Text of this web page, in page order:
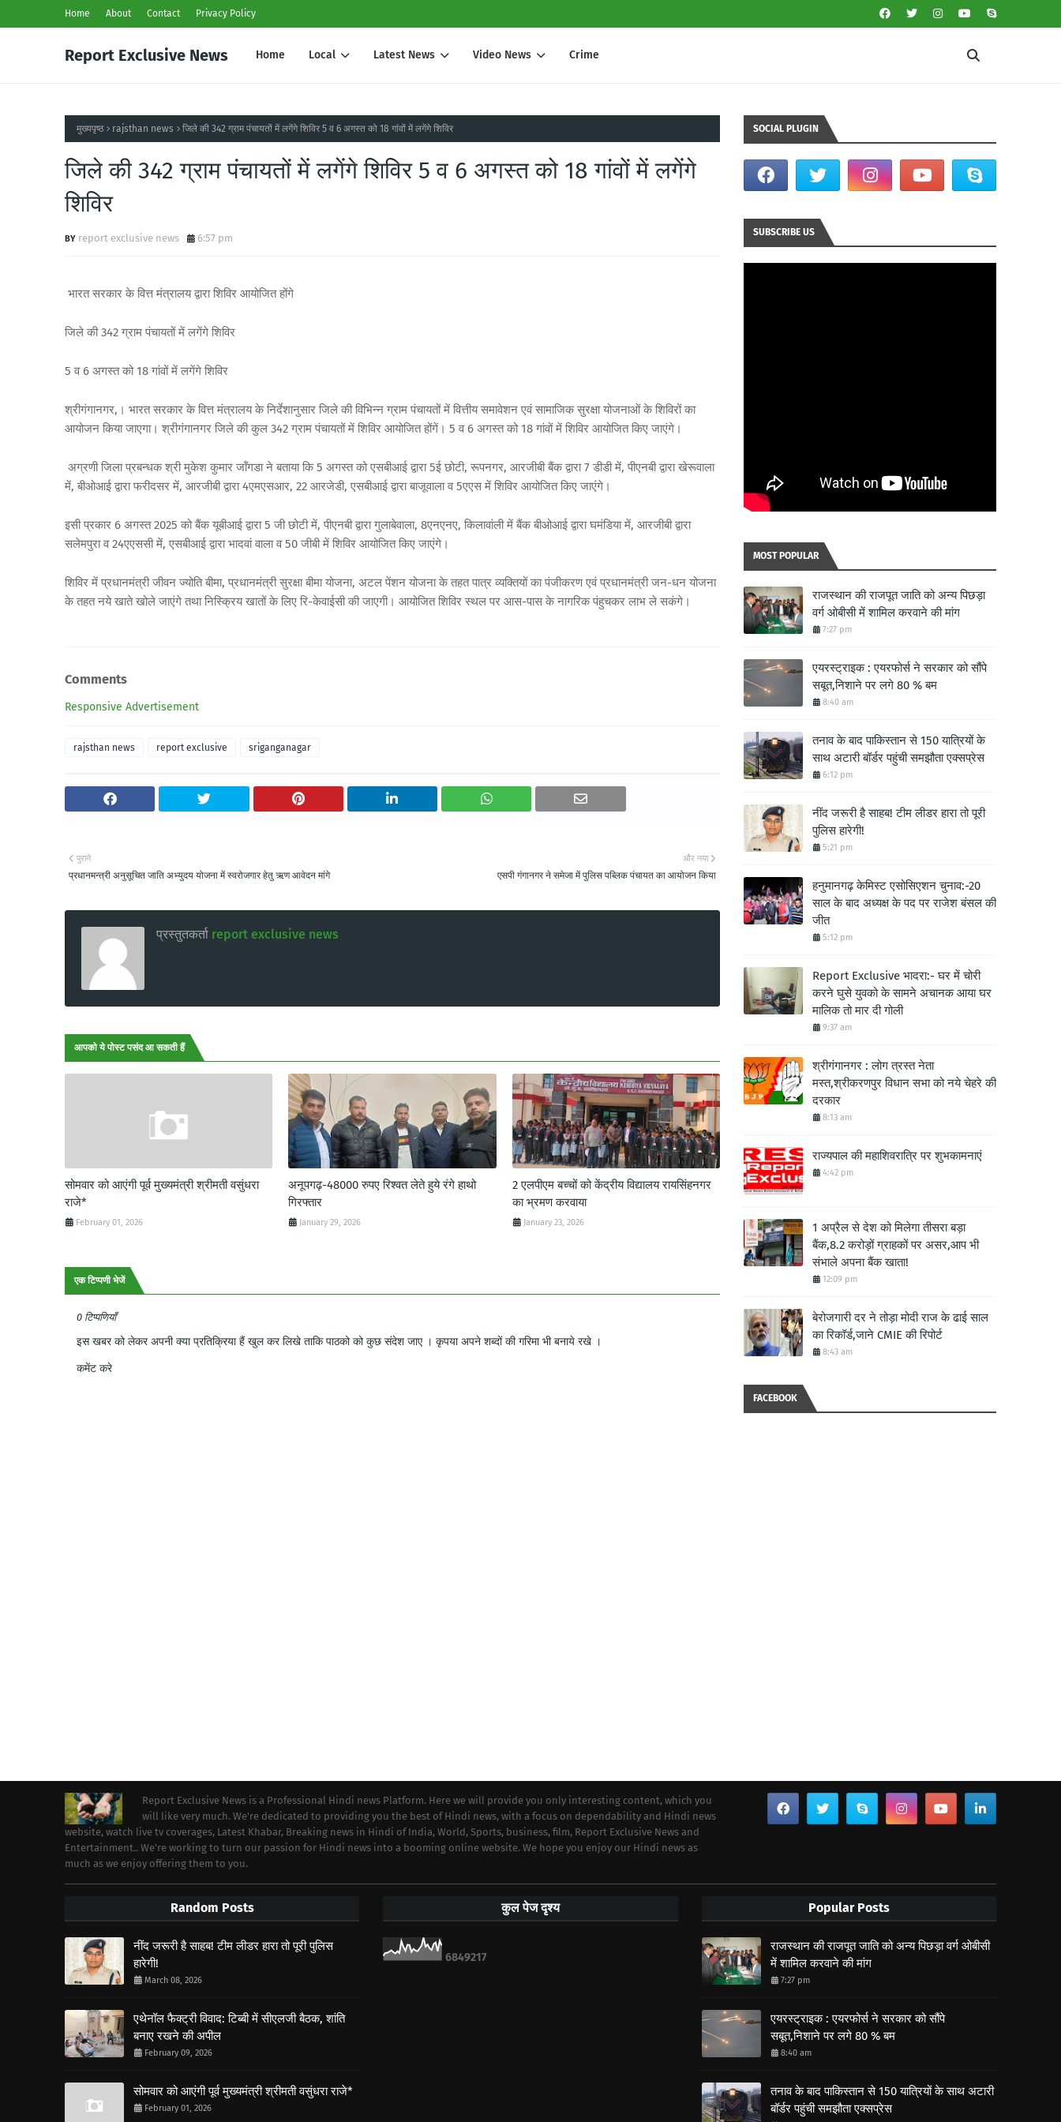
Home About Contact Privacy Policy
Report Exclusive News Home Local Latest News Video News Crime
मुख्यपृष्ठ rajsthan news जिले की 342 ग्राम पंचायतों में लगेंगे शिविर 5 व 6 अगस्त को 18 गांवों में लगेंगे शिविर
जिले की 342 ग्राम पंचायतों में लगेंगे शिविर 5 व 6 अगस्त को 18 गांवों में लगेंगे
शिविर
report exclusive news 6:57 pm
भारत सरकार के वित्त मंत्रालय द्वारा शिविर आयोजित होंगे
जिले की 342 ग्राम पंचायतों में लगेंगे शिविर
5 व 6 अगस्त को 18 गांवों में लगेंगे शिविर
श्रीगंगानगर,। भारत सरकार के वित्त मंत्रालय के निर्देशानुसार जिले की विभिन्न ग्राम पंचायतों में वित्तीय समावेशन एवं सामाजिक सुरक्षा योजनाओं के शिविरों का
आयोजन किया जाएगा। श्रीगंगानगर जिले की कुल 342 ग्राम पंचायतों में शिविर आयोजित होंगें। 5 व 6 अगस्त को 18 गांवों में शिविर आयोजित किए जाएंगे।
अग्रणी जिला प्रबन्धक श्री मुकेश कुमार जॉंगडा ने बताया कि 5 अगस्त को एसबीआई द्वारा 5ई छोटी, रूपनगर, आरजीबी बैंक द्वारा 7 डीडी में, पीएनबी द्वारा खेरूवाला
में, बीओआई द्वारा फरीदसर में, आरजीबी द्वारा 4एमएसआर, 22 आरजेडी, एसबीआई द्वारा बाजूवाला व 5एएस में शिविर आयोजित किए जाएंगे।
इसी प्रकार 6 अगस्त 2025 को बैंक यूबीआई द्वारा 5 जी छोटी में, पीएनबी द्वारा गुलाबेवाला, 8एनएनए, किलावांली में बैंक बीओआई द्वारा घमंडिया में, आरजीबी द्वारा
सलेमपुरा व 24एएससी में, एसबीआई द्वारा भादवां वाला व 50 जीबी में शिविर आयोजित किए जाएंगे।
शिविर में प्रधानमंत्री जीवन ज्योति बीमा, प्रधानमंत्री सुरक्षा बीमा योजना, अटल पेंशन योजना के तहत पात्र व्यक्तियों का पंजीकरण एवं प्रधानमंत्री जन-धन योजना
के तहत नये खाते खोले जाएंगे तथा निस्क्रिय खातों के लिए रि-केवाईसी की जाएगी। आयोजित शिविर स्थल पर आस-पास के नागरिक पंहुचकर लाभ ले सकंगे।
Comments
Responsive Advertisement
rajsthan news report exclusive sriganganagar
और नया
एसपी गंगानगर ने समेजा में पुलिस पब्लिक पंचायत का आयोजन किया
पुराने
प्रधानमन्त्री अनुसूचित जाति अभ्युदय योजना में स्वरोजगार हेतु ऋण आवेदन मांगे
प्रस्तुतकर्ता report exclusive news
आपको ये पोस्ट पसंद आ सकती हैं
सोमवार को आएंगी पूर्व मुख्यमंत्री श्रीमती वसुंधरा
राजे*
February 01, 2026
अनूपगढ़-48000 रुपए रिश्वत लेते हुये रंगे हाथो
गिरफ्तार
January 29, 2026
2 एलपीएम बच्चों को केंद्रीय विद्यालय रायसिंहनगर
का भ्रमण करवाया
January 23, 2026
एक टिप्पणी भेजें
0 टिप्पणियाँ
इस खबर को लेकर अपनी क्या प्रतिक्रिया हैं खुल कर लिखे ताकि पाठको को कुछ संदेश जाए । कृपया अपने शब्दों की गरिमा भी बनाये रखे ।
कमेंट करे
SOCIAL PLUGIN
SUBSCRIBE US
MOST POPULAR
राजस्थान की राजपूत जाति को अन्य पिछड़ा
वर्ग ओबीसी में शामिल करवाने की मांग
7:27 pm
एयरस्ट्राइक : एयरफोर्स ने सरकार को सौंपे
सबूत,निशाने पर लगे 80 % बम
8:40 am
तनाव के बाद पाकिस्तान से 150 यात्रियों के
साथ अटारी बॉर्डर पहुंची समझौता एक्सप्रेस
6:12 pm
नींद जरूरी है साहब! टीम लीडर हारा तो पूरी
पुलिस हारेगी!
5:21 pm
हनुमानगढ़ केमिस्ट एसोसिएशन चुनाव:-20
साल के बाद अध्यक्ष के पद पर राजेश बंसल की
जीत
5:12 pm
Report Exclusive भादरा:- घर में चोरी
करने घुसे युवको के सामने अचानक आया घर
मालिक तो मार दी गोली
9:37 am
श्रीगंगानगर : लोग त्रस्त नेता
मस्त,श्रीकरणपुर विधान सभा को नये चेहरे की
दरकार
8:13 am
राज्यपाल की महाशिवरात्रि पर शुभकामनाएं
4:42 pm
1 अप्रैल से देश को मिलेगा तीसरा बड़ा
बैंक,8.2 करोड़ों ग्राहकों पर असर,आप भी
संभाले अपना बैंक खाता!
12:09 pm
बेरोजगारी दर ने तोड़ा मोदी राज के ढाई साल
का रिकॉर्ड,जाने CMIE की रिपोर्ट
8:43 am
FACEBOOK
Report Exclusive News is a Professional Hindi news Platform. Here we will provide you only interesting content, which you
will like very much. We're dedicated to providing you the best of Hindi news, with a focus on dependability and Hindi news
website, watch live tv coverages, Latest Khabar, Breaking news in Hindi of India, World, Sports, business, film, Report Exclusive News and
Entertainment.. We're working to turn our passion for Hindi news into a booming online website. We hope you enjoy our Hindi news as
much as we enjoy offering them to you.
Random Posts
नींद जरूरी है साहब! टीम लीडर हारा तो पूरी पुलिस
हारेगी!
March 08, 2026
एथेनॉल फैक्ट्री विवाद: टिब्बी में सीएलजी बैठक, शांति
बनाए रखने की अपील
February 09, 2026
सोमवार को आएंगी पूर्व मुख्यमंत्री श्रीमती वसुंधरा राजे*
February 01, 2026
कुल पेज दृश्य
6849217
Popular Posts
राजस्थान की राजपूत जाति को अन्य पिछड़ा वर्ग ओबीसी
में शामिल करवाने की मांग
7:27 pm
एयरस्ट्राइक : एयरफोर्स ने सरकार को सौंपे
सबूत,निशाने पर लगे 80 % बम
8:40 am
तनाव के बाद पाकिस्तान से 150 यात्रियों के साथ अटारी
बॉर्डर पहुंची समझौता एक्सप्रेस